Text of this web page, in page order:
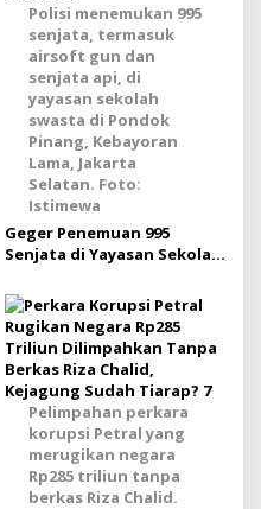
Polisi menemukan 995
senjata, termasuk
airsoft gun dan
senjata api, di
yayasan sekolah
swasta di Pondok
Pinang, Kebayoran
Lama, Jakarta
Selatan. Foto:
Istimewa
Geger Penemuan 995
Senjata di Yayasan Sekolah
Pelimpahan perkara
korupsi Petral yang
merugikan negara
Rp285 triliun tanpa
berkas Riza Chalid.